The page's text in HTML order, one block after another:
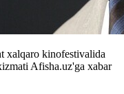
xalqaro kinofestivalida
Afisha.uz'ga xabar